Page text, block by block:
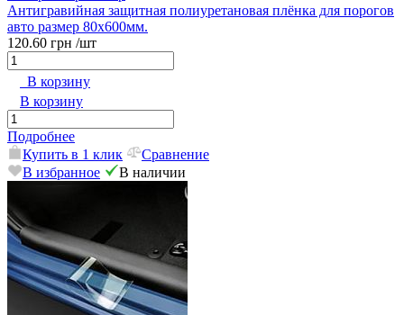
Антигравийная защитная полиуретановая плёнка для порогов
авто размер 80x600мм.
120.60 грн /шт
В корзину
В корзину
Подробнее
Купить в 1 клик
Сравнение
В избранное
В наличии